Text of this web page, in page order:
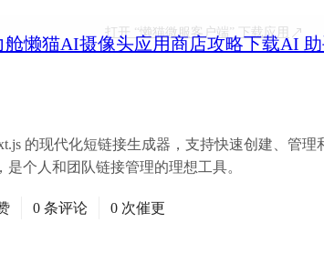
舱懒猫AI摄像头应用商店攻略下载AI
打开 “懒猫微服客户端”下载应用
的现代化短链接生成器，支持快速创建、管
个人和团队链接管理的理想工具。
0 条评论 0 次催更